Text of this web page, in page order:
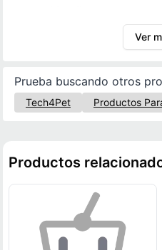
gestionar las comidas de
Ver
Prueba buscando otros
Tech4Pet Productos
Productos